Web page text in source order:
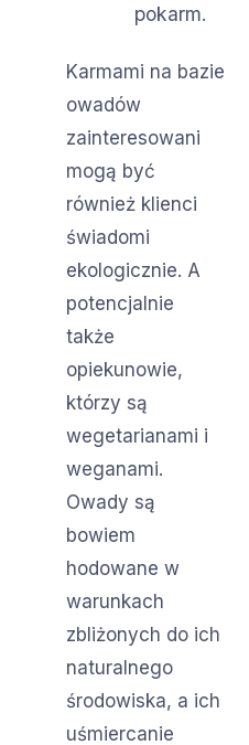
pokarm.
Karmami na bazie
owadów
zainteresowani
mogą być
również klienci
świadomi
ekologicznie. A
potencjalnie
także
opiekunowie,
którzy są
wegetarianami i
weganami.
Owady są
bowiem
hodowane w
warunkach
zbliżonych do ich
naturalnego
środowiska, a ich
uśmiercanie